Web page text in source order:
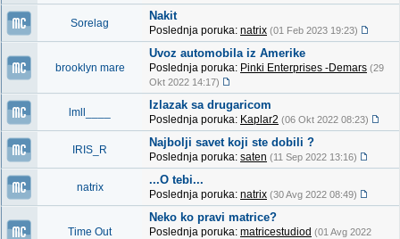
Sorelag
Nakit
Poslednja poruka: natrix (01 Feb 2023 19:23)
brooklyn mare
Uvoz automobila iz Amerike
Poslednja poruka: Pinki Enterprises -Demars (29
Okt 2022 14:17)
lmll____
Izlazak sa drugaricom
Poslednja poruka: Kaplar2 (06 Okt 2022 08:23)
IRIS_R
Najbolji savet koji ste dobili ?
Poslednja poruka: saten (11 Sep 2022 13:16)
natrix
...O tebi...
Poslednja poruka: natrix (30 Avg 2022 08:49)
Time Out
Neko ko pravi matrice?
Poslednja poruka: matricestudiod (01 Avg 2022